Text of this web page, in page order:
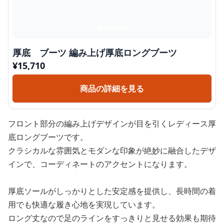
厚底 ブーツ 編み上げ厚底ロングブーツ
¥15,710
商品の詳細を見る
フロント部分の編み上げデザインが目を引くレディース厚
底ロングブーツです。
クラシカルな雰囲気とモダンな印象が絶妙に融合したデザ
インで、コーディネートのアクセントになります。
厚底ソールがしっかりとした安定感を提供し、長時間の着
用でも快適な履き心地を実現しています。
ロング丈なので足のラインをすっきりと見せる効果も期待